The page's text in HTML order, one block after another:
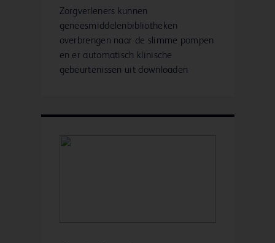
Zorgverleners kunnen
geneesmiddelenbibliotheken
overbrengen naar de slimme pompen
en er automatisch klinische
gebeurtenissen uit downloaden